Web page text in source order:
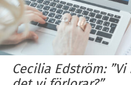
Cecilia Edström: